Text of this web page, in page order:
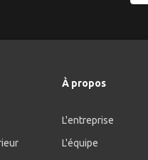
À propos
L'entreprise
L'équipe